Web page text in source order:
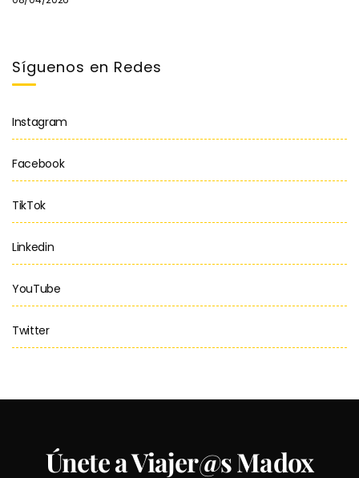
Síguenos en Redes
Instagram
Facebook
TikTok
Linkedin
YouTube
Twitter
Únete a Viajer@s Madox